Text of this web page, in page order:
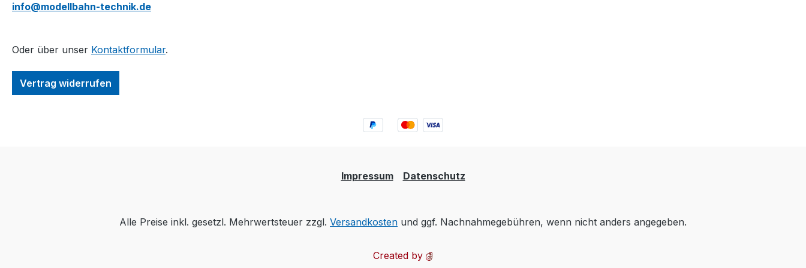
info@modellbahn-technik.de
Oder über unser Kontaktformular.
Vertrag widerrufen
Impressum Datenschutz
Alle Preise inkl. gesetzl. Mehrwertsteuer zzgl. Versandkosten und ggf. Nachnahmegebühren, wenn nicht anders angegeben.
Created by